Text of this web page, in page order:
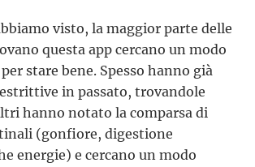
visto, la maggior parte delle
questa app cercano un modo
stare bene. Spesso hanno già
in passato, trovandole
hanno notato la comparsa di
(gonfiore, digestione
energie) e cercano un modo